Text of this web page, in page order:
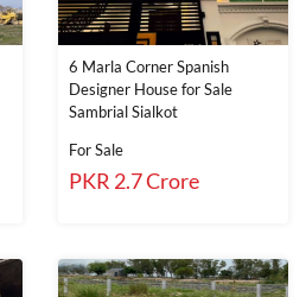
6 Marla Corner Spanish
Designer House for Sale
Sambrial Sialkot
For Sale
PKR 2.7 Crore